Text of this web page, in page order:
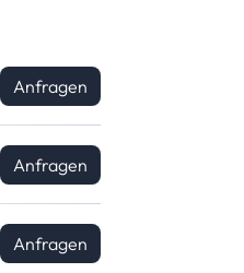
Anfragen
Anfragen
Anfragen